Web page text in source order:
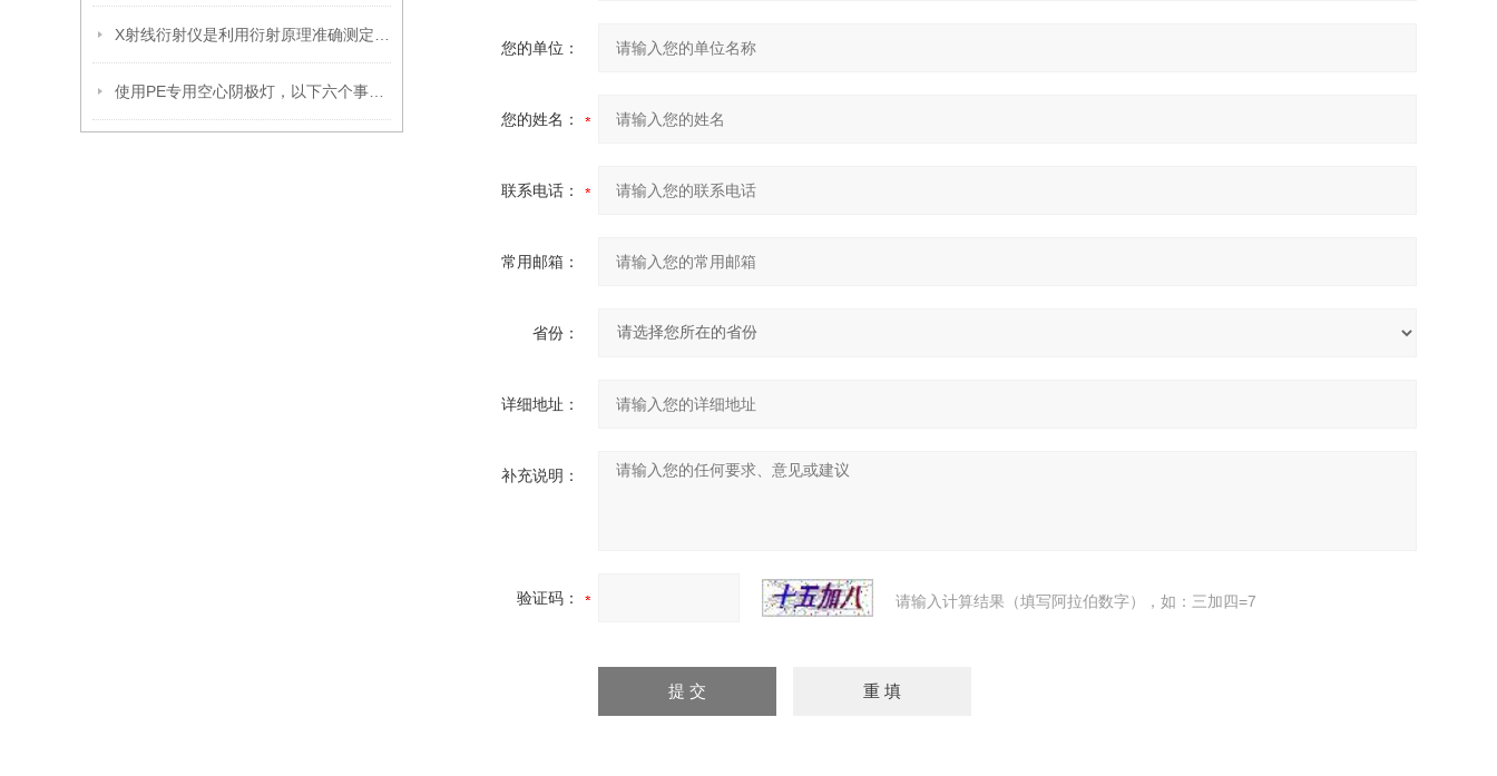
您的单位：
您的姓名：
联系电话：
常用邮箱：
省份：
详细地址：
补充说明：
验证码： 请输入计算结果（填写阿拉伯数字），如：三加四=7